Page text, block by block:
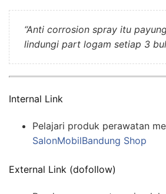
“Anti corrosion spray itu
lindungi part logam setiap 3
Internal Link
Pelajari produk perawatan
SalonMobilBandung Shop
External Link (dofollow)